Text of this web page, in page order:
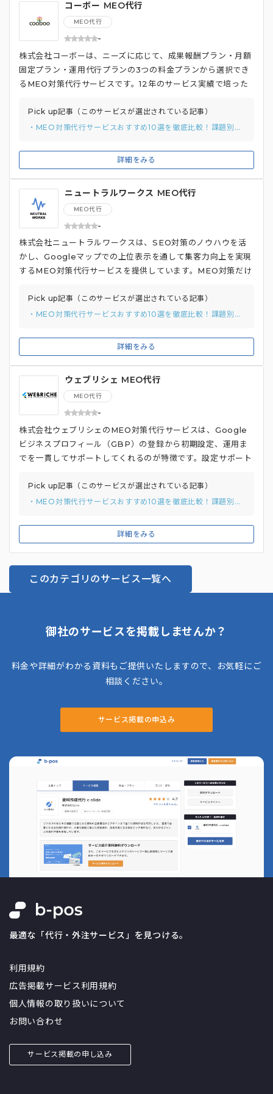
コーボー MEO代行
MEO代行
-
詳細をみる
株式会社コーボーは、ニーズに応じて、成果報酬プラン・月額
固定プラン・運用代行プランの3つの料金プランから選択でき
るMEO対策代行サービスです。12年のサービス実績で培った
gleマイビジネス（GBP）の設定サポートも充実しており、ア
カウント取得から情報登録、画像設定まで、包括的にサポート
得支援ツール「マップレビュー」を無料で提供。QRコードを
読み込むだけで口コミ投稿を促せる手軽さで、顧客からの口コ
ミを増やし、客観的な評価を高めることで、上位表示を目指し
ます。さらに、地域検索順位の向上にも注力。測定ツールを用
いて、店舗所在地の市区町村に合わせて計測地点を自動的に変
更することで、精度の高い順位計測を実現しています。
Pick up記事（このサービスが選出されている記事）
・MEO対策代行サービスおすすめ10選を徹底比較！課題別のおすすめの選び方と費用相場を解説
ニュートラルワークス MEO代行
MEO代行
-
詳細をみる
株式会社ニュートラルワークスは、SEO対策のノウハウを活
かし、Googleマップでの上位表示を通して集客力向上を実現
するMEO対策代行サービスを提供しています。MEO対策だけ
たるデジタルマーケティングサービスを包括的に提供している
点が特徴です。 自社メディア運営で培ったSEOノウハウを駆
寧にヒアリングし、それぞれに最適な提案を行う顧客密着型の
サービスも魅力です。店舗の魅力を伝える写真撮影にも対応し
ています。デジタルマーケティングサービス提供実績が3,000
社以上あり、さまざまな業界・業種の企業に対応できるノウハ
ウが豊富です。
Pick up記事（このサービスが選出されている記事）
・MEO対策代行サービスおすすめ10選を徹底比較！課題別のおすすめの選び方と費用相場を解説
ウェブリシェ MEO代行
MEO代行
-
詳細をみる
株式会社ウェブリシェのMEO対策代行サービスは、Google
ビジネスプロフィール（GBP）の登録から初期設定、運用ま
でを一貫してサポートしてくれるのが特徴です。設定サポート
投稿内容、データ分析などの日々の運用サポートも充実してお
り、GBP運用を包括的にサポートしています。 MEO対策では
ドにも対応することで、コンバージョン率の高い集客を目指し
ます。ほかにも、SEO・広告・SNSなどを組み合わせた総合
供しており、企業の業態や特性に合わせたオーダーメイド型の
施策を提案しているのも特徴です。
Pick up記事（このサービスが選出されている記事）
・MEO対策代行サービスおすすめ10選を徹底比較！課題別のおすすめの選び方と費用相場を解説
このカテゴリのサービス一覧へ
御社のサービスを掲載しませんか？
料金や詳細がわかる資料もご提供いたしますので、お気軽にご
相談ください。
サービス掲載の申込み
最適な「代行・外注サービス」を見つける。
利用規約
広告掲載サービス利用規約
個人情報の取り扱いについて
お問い合わせ
サービス掲載の申し込み